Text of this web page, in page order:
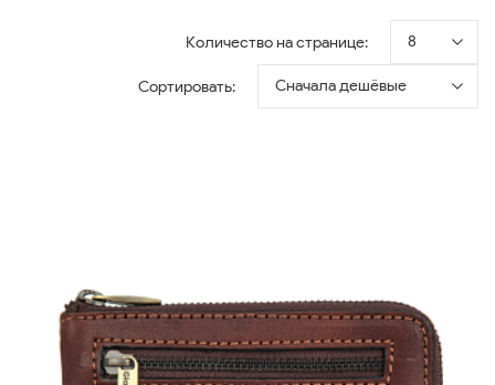
Количество на странице: 8
Сортировать: Сначала дешёвые